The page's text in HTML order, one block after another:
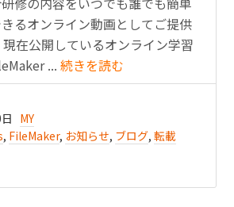
るオンライン動画としてご提供
在公開しているオンライン学習
...続きを読む
MY
, FileMaker, お知らせ, ブログ,転載